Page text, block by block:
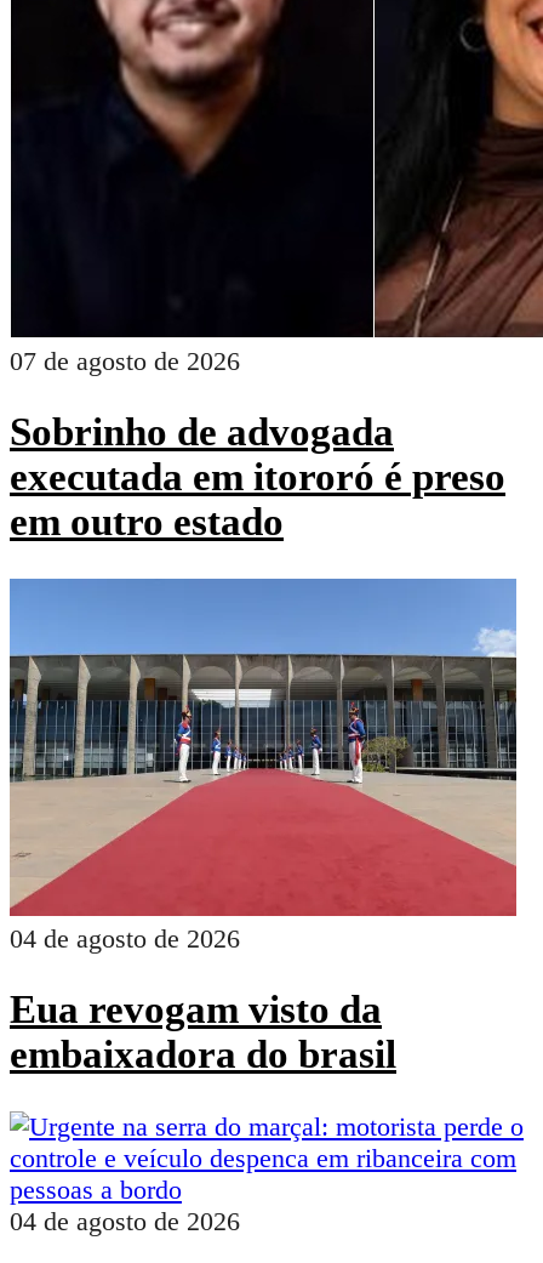
07 de agosto de 2026
Sobrinho de advogada
executada em itororó é preso
em outro estado
04 de agosto de 2026
Eua revogam visto da
embaixadora do brasil
04 de agosto de 2026